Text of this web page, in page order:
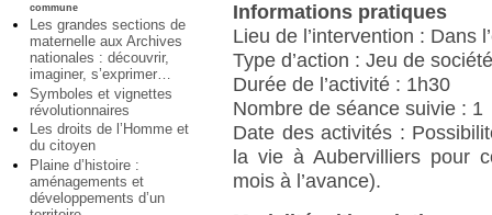
commune
Les grandes sections de
maternelle aux Archives
nationales : découvrir,
imaginer, s’exprimer…
Symboles et vignettes
révolutionnaires
Les droits de l’Homme et
du citoyen
Plaine d’histoire :
aménagements et
développements d’un
Informations pratiques
Lieu de l’intervention : Dans
Type d’action : Jeu de
Durée de l’activité : 1h30
Nombre de séance suivie : 1
Date des activités :
la vie à Aubervilliers pour
mois à l’avance).